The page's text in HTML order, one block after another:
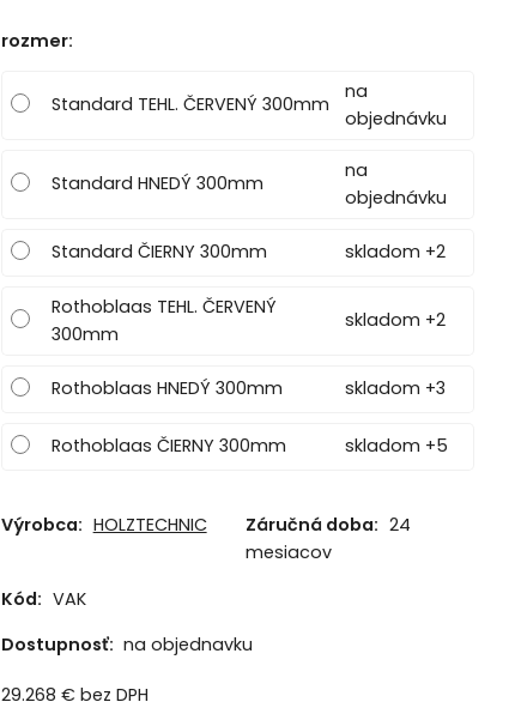
rozmer:
Standard TEHL. ČERVENÝ 300mm
na
objednávku
Standard HNEDÝ 300mm
na
objednávku
Standard ČIERNY 300mm skladom +2
Rothoblaas TEHL. ČERVENÝ
300mm
skladom +2
Rothoblaas HNEDÝ 300mm skladom +3
Rothoblaas ČIERNY 300mm skladom +5
Výrobca: HOLZTECHNIC Záručná doba: 24
mesiacov
Kód: VAK
Dostupnosť: na objednavku
29.268 € bez DPH